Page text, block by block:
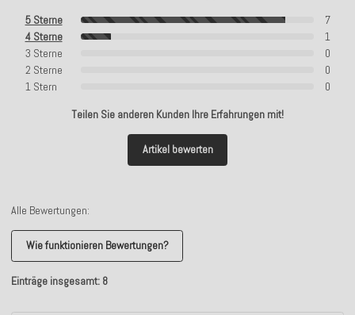
5 Sterne
7
4 Sterne
1
3 Sterne
0
2 Sterne
0
1 Stern
0
Teilen Sie anderen Kunden Ihre Erfahrungen mit!
Artikel bewerten
Alle Bewertungen:
Wie funktionieren Bewertungen?
Einträge insgesamt: 8